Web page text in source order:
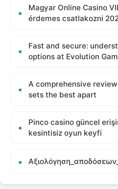
Magyar Online Casino
érdemes csatlakozni
Fast and secure:
options at Evolution
A comprehensive
sets the best apart
Pinco casino güncel
kesintisiz oyun keyfi